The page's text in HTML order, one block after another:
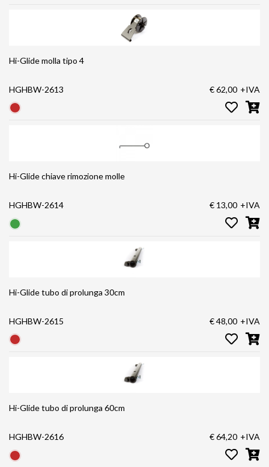
Hi-Glide molla tipo 4
HGHBW-2613 € 62,00 +IVA
Hi-Glide chiave rimozione molle
HGHBW-2614 € 13,00 +IVA
Hi-Glide tubo di prolunga 30cm
HGHBW-2615 € 48,00 +IVA
Hi-Glide tubo di prolunga 60cm
HGHBW-2616 € 64,20 +IVA